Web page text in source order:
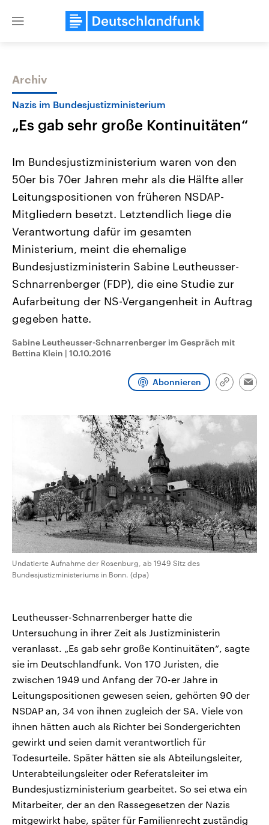
Close
Themen
Landtagswahl Sachsen-Anhalt
2026
Alle Informationen
Sachsen-Anhalt wählt am 6.
September 2026 einen neuen
Landtag. Seit 2021 wird das
Bundesland von einer Koalition aus
Umfragen, Prognosen,
Wahlprogramme, aktuelle Berichte
und Hintergründe zu den Parteien
und Kandidaten der anstehenden
Wahl.
USA
Aktuelle Beiträge,
Hintergründe
Wirtschaftlich und
gehören die Vereinigten
den mächtigsten Ländern
mit großem Einfluss auf
Sendungen Programm Podcasts
Archiv
Nazis im Bundesjustizministerium
„Es gab sehr große Kontinuitäten“
Im Bundesjustizministerium waren von den
50er bis 70er Jahren mehr als die Hälfte aller
Leitungspositionen von früheren NSDAP-
Mitgliedern besetzt. Letztendlich liege die
Verantwortung dafür im gesamten
Ministerium, meint die ehemalige
Bundesjustizministerin Sabine Leutheusser-
Schnarrenberger (FDP), die eine Studie zur
Aufarbeitung der NS-Vergangenheit in Auftrag
gegeben hatte.
Sabine Leutheusser-Schnarrenberger im Gespräch mit
Bettina Klein | 10.10.2016
Abonnieren
Link
Undatierte Aufnahme der Rosenburg, ab 1949 Sitz des
Bundesjustizministeriums in Bonn. (dpa)
Leutheusser-Schnarrenberger hatte die
Untersuchung in ihrer Zeit als Justizministerin
veranlasst. „Es gab sehr große Kontinuitäten“, sagte
sie im Deutschlandfunk. Von 170 Juristen, die
zwischen 1949 und Anfang der 70-er Jahre in
Leitungspositionen gewesen seien, gehörten 90 der
NSDAP an, 34 von ihnen zugleich der SA. Viele von
ihnen hätten auch als Richter bei Sondergerichten
gewirkt und seien damit verantwortlich für
Todesurteile. Später hätten sie als Abteilungsleiter,
Unterabteilungsleiter oder Referatsleiter im
Bundesjustizministerium gearbeitet. So sei etwa ein
Mitarbeiter, der an den Rassegesetzen der Nazis
mitgewirkt habe, später für Familienrecht zuständig